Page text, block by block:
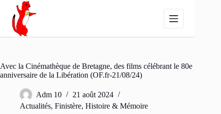
Passer
contenu
Avec la Cinémathèque de Bretagne, des films célébrant le 80e
anniversaire de la Libération (OF.fr-21/08/24)
Adm 10
21 août 2024
Actualités, Finistère, Histoire & Mémoire